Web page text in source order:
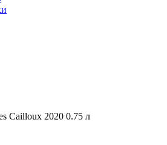
Cailloux 2020 0.75 л